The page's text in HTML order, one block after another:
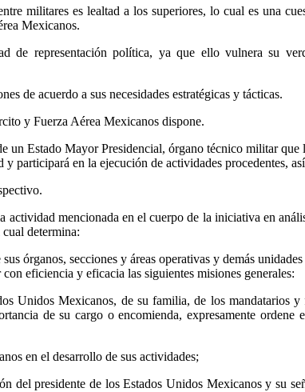
militares es lealtad a los superiores, lo cual es una
Mexicanos.
de representación política, ya que ello vulnera su
de acuerdo a sus necesidades estratégicas y tácticas.
y Fuerza Aérea Mexicanos dispone.
un Estado Mayor Presidencial, órgano técnico militar
y participará en la ejecución de actividades procedentes,
mencionada en el cuerpo de la iniciativa en
determina:
órganos, secciones y áreas operativas y demás
eficiencia y eficacia las siguientes misiones generales:
Unidos Mexicanos, de su familia, de los mandatarios
de su cargo o encomienda, expresamente
en el desarrollo de sus actividades;
del presidente de los Estados Unidos Mexicanos y su